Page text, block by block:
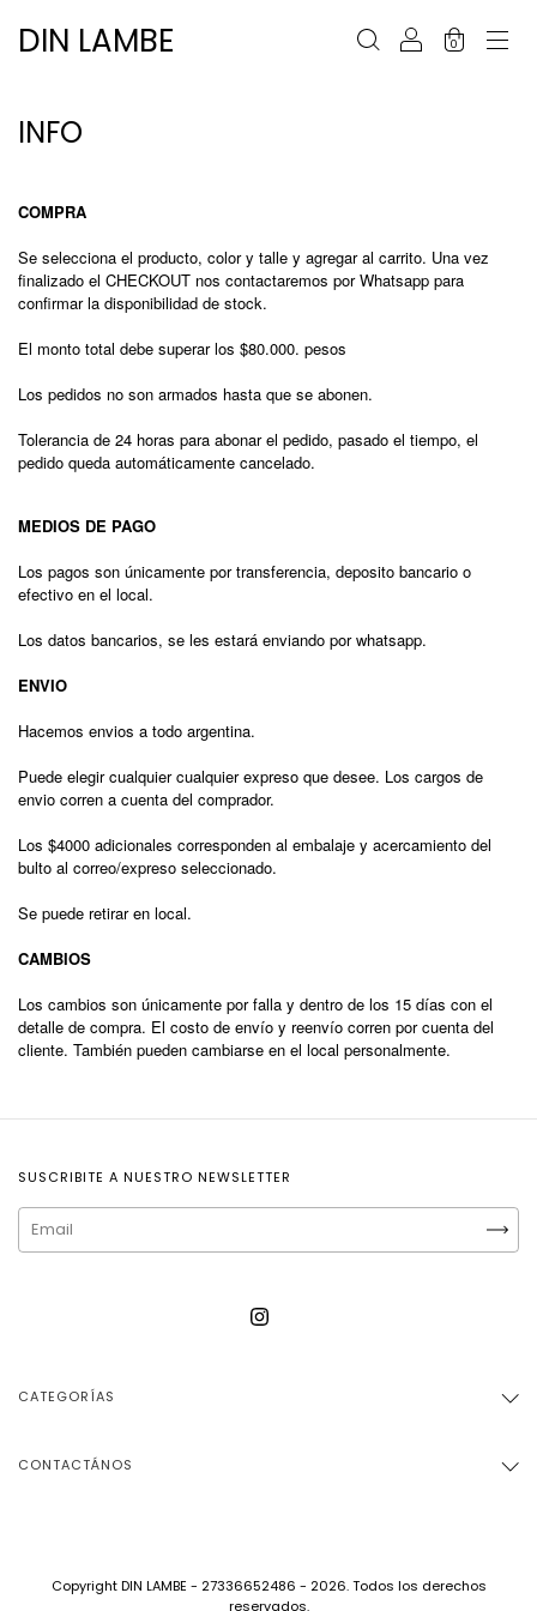
DIN LAMBE 0
INFO
COMPRA
Se selecciona el producto, color y talle y agregar al carrito. Una vez
finalizado el CHECKOUT nos contactaremos por Whatsapp para
confirmar la disponibilidad de stock.
El monto total debe superar los $80.000. pesos
Los pedidos no son armados hasta que se abonen.
Tolerancia de 24 horas para abonar el pedido, pasado el tiempo, el
pedido queda automáticamente cancelado.
MEDIOS DE PAGO
Los pagos son únicamente por transferencia, deposito bancario o
efectivo en el local.
Los datos bancarios, se les estará enviando por whatsapp.
ENVIO
Hacemos envios a todo argentina.
Puede elegir cualquier cualquier expreso que desee. Los cargos de
envio corren a cuenta del comprador.
Los $4000 adicionales corresponden al embalaje y acercamiento del
bulto al correo/expreso seleccionado.
Se puede retirar en local.
CAMBIOS
Los cambios son únicamente por falla y dentro de los 15 días con el
detalle de compra. El costo de envío y reenvío corren por cuenta del
cliente. También pueden cambiarse en el local personalmente.
SUSCRIBITE A NUESTRO NEWSLETTER
CATEGORÍAS
CONTACTÁNOS
Copyright DIN LAMBE - 27336652486 - 2026. Todos los derechos
reservados.